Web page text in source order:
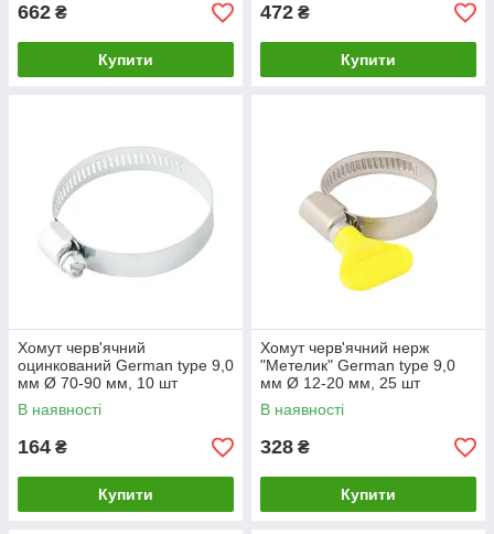
662 ₴
Купити
472 ₴
Купити
Хомут черв'ячний
оцинкований German type 9,0
мм Ø 70-90 мм, 10 шт
MASTER TOOL 20-1986
В наявності
164 ₴
Купити
Хомут черв'ячний нерж
"Метелик" German type 9,0
мм Ø 12-20 мм, 25 шт
MASTER TOOL 20-1996
В наявності
328 ₴
Купити